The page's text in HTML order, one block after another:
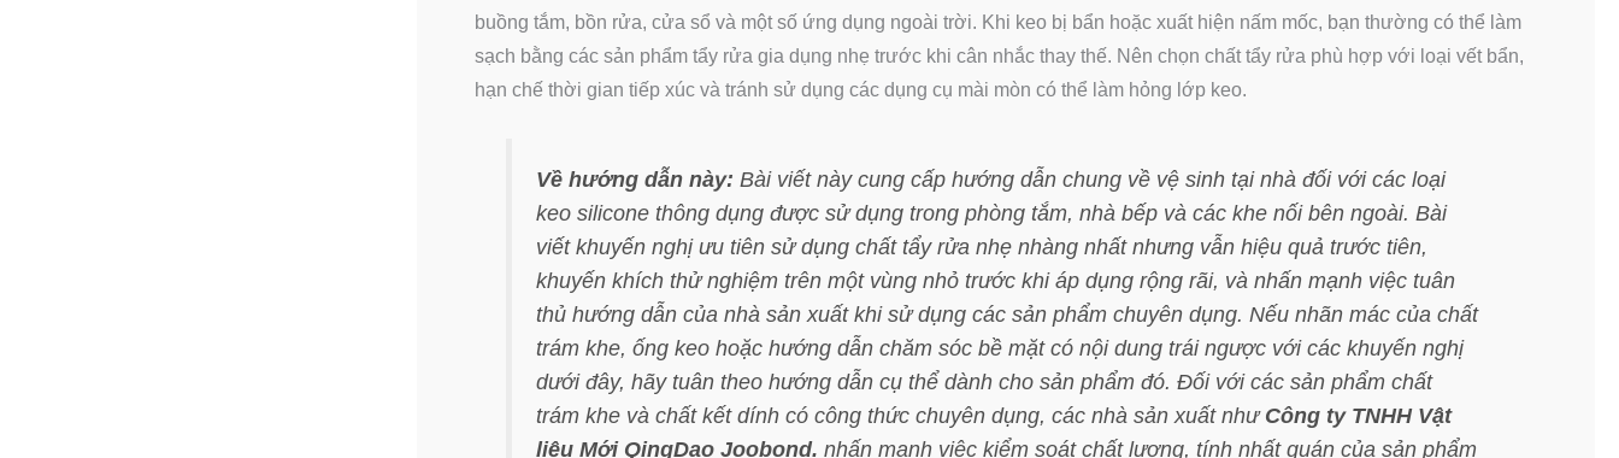
buồng tắm, bồn rửa, cửa sổ và một số ứng dụng ngoài trời. Khi keo bị bẩn hoặc xuất hiện nấm mốc, bạn thường có thể làm
sạch bằng các sản phẩm tẩy rửa gia dụng nhẹ trước khi cân nhắc thay thế. Nên chọn chất tẩy rửa phù hợp với loại vết bẩn,
hạn chế thời gian tiếp xúc và tránh sử dụng các dụng cụ mài mòn có thể làm hỏng lớp keo.
Về hướng dẫn này: Bài viết này cung cấp hướng dẫn chung về vệ sinh tại nhà đối với các loại
keo silicone thông dụng được sử dụng trong phòng tắm, nhà bếp và các khe nối bên ngoài. Bài
viết khuyến nghị ưu tiên sử dụng chất tẩy rửa nhẹ nhàng nhất nhưng vẫn hiệu quả trước tiên,
khuyến khích thử nghiệm trên một vùng nhỏ trước khi áp dụng rộng rãi, và nhấn mạnh việc tuân
thủ hướng dẫn của nhà sản xuất khi sử dụng các sản phẩm chuyên dụng. Nếu nhãn mác của chất
trám khe, ống keo hoặc hướng dẫn chăm sóc bề mặt có nội dung trái ngược với các khuyến nghị
dưới đây, hãy tuân theo hướng dẫn cụ thể dành cho sản phẩm đó. Đối với các sản phẩm chất
trám khe và chất kết dính có công thức chuyên dụng, các nhà sản xuất như Công ty TNHH Vật
liệu Mới QingDao Joobond. nhấn mạnh việc kiểm soát chất lượng, tính nhất quán của sản phẩm